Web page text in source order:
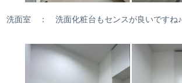
洗面室 ： 洗面化粧台もセンスが良いですね♪